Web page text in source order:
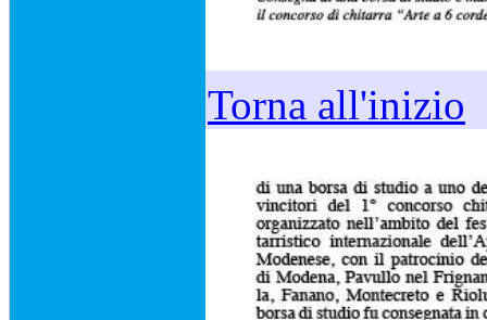
Torna all'inizio